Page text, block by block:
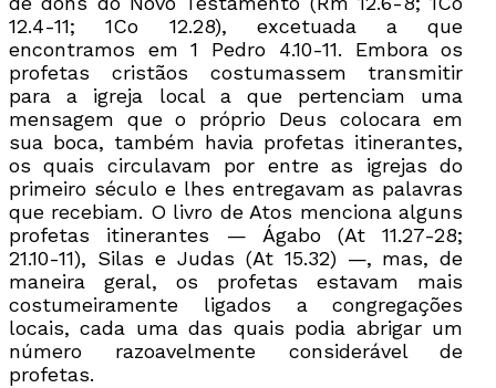
12.4-11; 1Co 12.28), excetuada a que
encontramos em 1 Pedro 4.10-11. Embora os
profetas cristãos costumassem transmitir
para a igreja local a que pertenciam uma
mensagem que o próprio Deus colocara em
sua boca, também havia profetas itinerantes,
os quais circulavam por entre as igrejas do
primeiro século e lhes entregavam as palavras
que recebiam. O livro de Atos menciona alguns
profetas itinerantes — Ágabo (At 11.27-28;
21.10-11), Silas e Judas (At 15.32) —, mas, de
maneira geral, os profetas estavam mais
costumeiramente ligados a congregações
locais, cada uma das quais podia abrigar um
número razoavelmente considerável de
profetas.